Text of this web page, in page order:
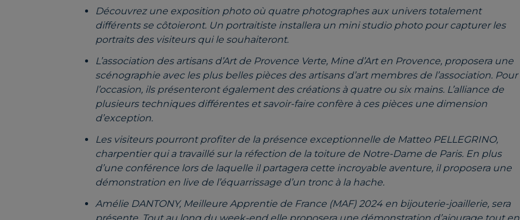
Découvrez une exposition photo où quatre photographes aux univers totalement
différents se côtoieront. Un portraitiste installera un mini studio photo pour capturer les
portraits des visiteurs qui le souhaiteront.
L’association des artisans d’Art de Provence Verte, Mine d’Art en Provence, proposera une
scénographie avec les plus belles pièces des artisans d’art membres de l’association. Pour
l’occasion, ils présenteront également des créations à quatre ou six mains. L’alliance de
plusieurs techniques différentes et savoir-faire confère à ces pièces une dimension
d’exception.
Les visiteurs pourront profiter de la présence exceptionnelle de Matteo PELLEGRINO,
charpentier qui a travaillé sur la réfection de la toiture de Notre-Dame de Paris. En plus
d’une conférence lors de laquelle il partagera cette incroyable aventure, il proposera une
démonstration en live de l’équarrissage d’un tronc à la hache.
Amélie DANTONY, Meilleure Apprentie de France (MAF) 2024 en bijouterie-joaillerie, sera